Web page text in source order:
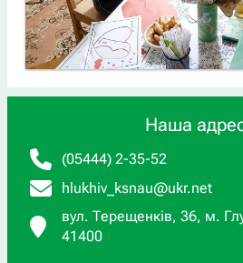
Наша
(05444) 2-35-52
hlukhiv_ksnau@ukr.net
вул. Терещенків, 36, м.
41400